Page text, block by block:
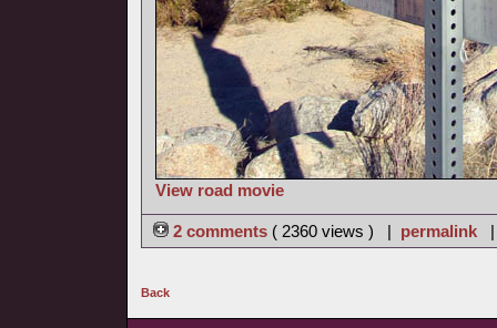
View road movie
2 comments ( 2360 views ) | permalink
Back